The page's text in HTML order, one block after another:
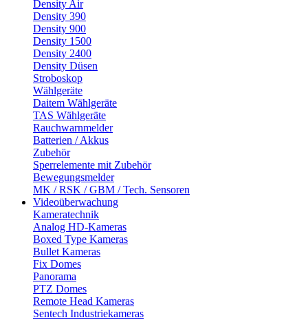
Density Air
Density 390
Density 900
Density 1500
Density 2400
Density Düsen
Stroboskop
Wählgeräte
Daitem Wählgeräte
TAS Wählgeräte
Rauchwarnmelder
Batterien / Akkus
Zubehör
Sperrelemente mit Zubehör
Bewegungsmelder
MK / RSK / GBM / Tech. Sensoren
Videoüberwachung
Kameratechnik
Analog HD-Kameras
Boxed Type Kameras
Bullet Kameras
Fix Domes
Panorama
PTZ Domes
Remote Head Kameras
Sentech Industriekameras